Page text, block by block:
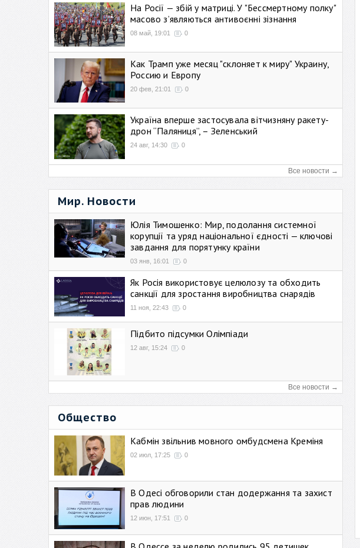
На Росії — збій у матриці. У "Бессмертному полку"
масово зʼявляються антивоєнні зізнання
08 май, 19:01 0
Как Трамп уже месяц "склоняет к миру" Украину,
Россию и Европу
20 фев, 21:01 0
Україна вперше застосувала вітчизняну ракету-
дрон “Паляниця”, – Зеленський
24 авг, 14:30 0
Все новости →
Мир. Новости
Юлія Тимошенко: Мир, подолання системної
корупції та уряд національної єдності — ключові
завдання для порятунку країни
03 янв, 16:01 0
Як Росія використовує целюлозу та обходить
санкції для зростання виробництва снарядів
11 ноя, 22:43 0
Підбито підсумки Олімпіади
12 авг, 15:24 0
Все новости →
Общество
Кабмін звільнив мовного омбудсмена Креміня
02 июл, 17:25 0
В Одесі обговорили стан додержання та захист
прав людини
12 июн, 17:51 0